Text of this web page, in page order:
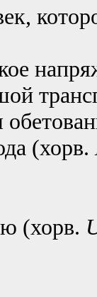
(хорв.
(хорв.